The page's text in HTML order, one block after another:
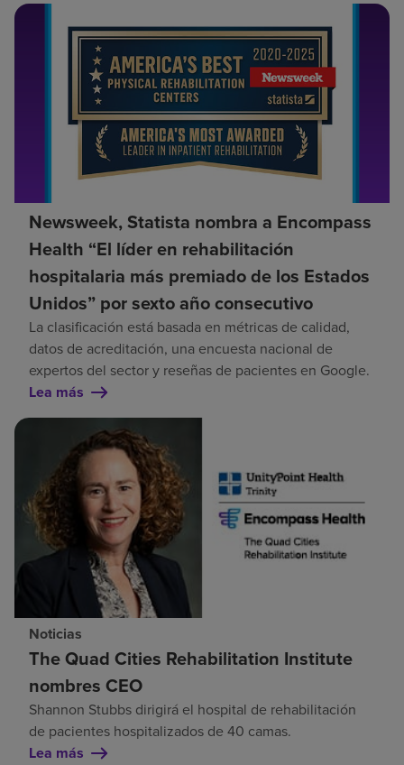
Newsweek, Statista nombra a Encompass
Health “El líder en rehabilitación
hospitalaria más premiado de los Estados
Unidos” por sexto año consecutivo
La clasificación está basada en métricas de calidad,
datos de acreditación, una encuesta nacional de
expertos del sector y reseñas de pacientes en Google.
Lea más
Noticias
The Quad Cities Rehabilitation Institute
nombres CEO
Shannon Stubbs dirigirá el hospital de rehabilitación
de pacientes hospitalizados de 40 camas.
Lea más